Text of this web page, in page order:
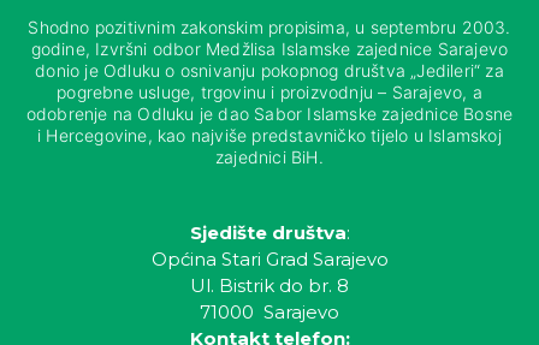
Shodno pozitivnim zakonskim propisima, u septembru 2003.
godine, Izvršni odbor Medžlisa Islamske zajednice Sarajevo
donio je Odluku o osnivanju pokopnog društva „Jedileri“ za
pogrebne usluge, trgovinu i proizvodnju – Sarajevo, a
odobrenje na Odluku je dao Sabor Islamske zajednice Bosne
i Hercegovine, kao najviše predstavničko tijelo u Islamskoj
zajednici BiH.
Sjedište društva:
Općina Stari Grad Sarajevo
Ul. Bistrik do br. 8
71000 Sarajevo
Kontakt telefon: